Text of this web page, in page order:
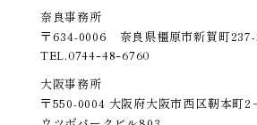
奈良事務所
〒634-0006 奈良県橿原市新賀町237-
TEL.0744-48-6760
大阪事務所
〒550-0004 大阪府大阪市西区靭本町2